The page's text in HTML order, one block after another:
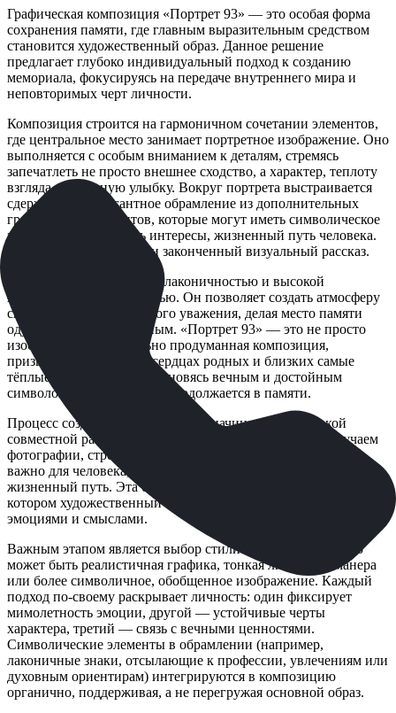
Графическая композиция «Портрет 93» — это особая форма
сохранения памяти, где главным выразительным средством
становится художественный образ. Данное решение
предлагает глубоко индивидуальный подход к созданию
мемориала, фокусируясь на передаче внутреннего мира и
неповторимых черт личности.
Композиция строится на гармоничном сочетании элементов,
где центральное место занимает портретное изображение. Оно
выполняется с особым вниманием к деталям, стремясь
запечатлеть не просто внешнее сходство, а характер, теплоту
взгляда, особенную улыбку. Вокруг портрета выстраивается
сдержанное и элегантное обрамление из дополнительных
графических элементов, которые могут иметь символическое
значение или отражать интересы, жизненный путь человека.
Это создает целостный и законченный визуальный рассказ.
Такой формат отличается лаконичностью и высокой
художественной ценностью. Он позволяет создать атмосферу
светлой печали и глубокого уважения, делая место памяти
одухотворенным и личным. «Портрет 93» — это не просто
изображение, а тщательно продуманная композиция,
призванная вызывать в сердцах родных и близких самые
тёплые воспоминания, становясь вечным и достойным
символом жизни, которая продолжается в памяти.
Процесс создания «Портрета 93» начинается с глубокой
совместной работы с семьей. Мы собираем истории, изучаем
фотографии, стремимся понять суть личности — что было
важно для человека, какие моменты определяли его
жизненный путь. Эта беседа становится основой для эскиза, в
котором художественный замысел наполняется подлинными
эмоциями и смыслами.
Важным этапом является выбор стилистики портрета. Это
может быть реалистичная графика, тонкая линеарная манера
или более символичное, обобщенное изображение. Каждый
подход по-своему раскрывает личность: один фиксирует
мимолетность эмоции, другой — устойчивые черты
характера, третий — связь с вечными ценностями.
Символические элементы в обрамлении (например,
лаконичные знаки, отсылающие к профессии, увлечениям или
духовным ориентирам) интегрируются в композицию
органично, поддерживая, а не перегружая основной образ.